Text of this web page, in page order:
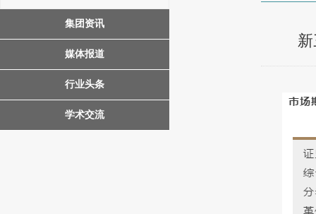
集团资讯
媒体报道
行业头条
学术交流